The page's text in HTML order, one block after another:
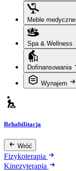
Meble medyczne
Spa & Wellness
Dofinansowania
Wynajem
Rehabilitacja
Wróć
Fizykoterapia
Kinezyterapia